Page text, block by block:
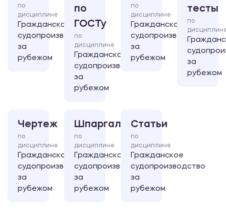
по
дисциплине
Гражданское
судопроизводство
за
рубежом
по
ГОСТу
по
дисциплине
Гражданское
судопроизводство
за
рубежом
по
дисциплине
Гражданское
судопроизводство
за
рубежом
тесты
по
за
рубежом
Чертеж
по
дисциплине
Гражданское
судопроизводство
за
рубежом
Шпаргалка
по
дисциплине
Гражданское
судопроизводство
за
рубежом
Статьи
по
дисциплине
Гражданское
судопроизводство
за
рубежом